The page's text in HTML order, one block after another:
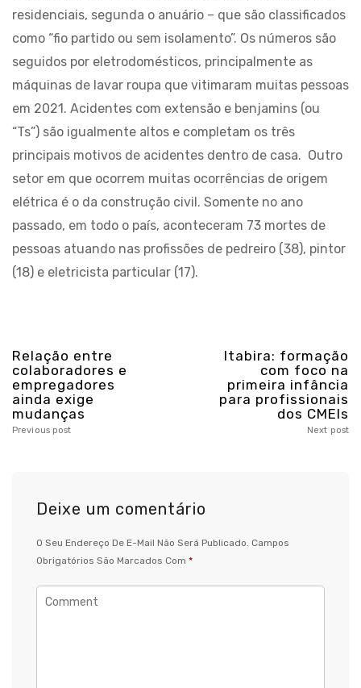
residenciais, segunda o anuário – que são classificados
como “fio partido ou sem isolamento”. Os números são
seguidos por eletrodomésticos, principalmente as
máquinas de lavar roupa que vitimaram muitas pessoas
em 2021. Acidentes com extensão e benjamins (ou
“Ts”) são igualmente altos e completam os três
principais motivos de acidentes dentro de casa. Outro
setor em que ocorrem muitas ocorrências de origem
elétrica é o da construção civil. Somente no ano
passado, em todo o país, aconteceram 73 mortes de
pessoas atuando nas profissões de pedreiro (38), pintor
(18) e eletricista particular (17).
Relação entre
colaboradores e
empregadores
ainda exige
mudanças
Previous post
Itabira: formação
com foco na
primeira infância
para profissionais
dos CMEIs
Next post
Deixe um comentário
O Seu Endereço De E-Mail Não Será Publicado. Campos
Obrigatórios São Marcados Com *